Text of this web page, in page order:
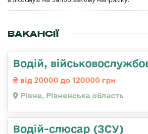
ВАКАНСІЇ
Водій,
від 20000 до 120000 грн
Рівне, Рівненська область
Водій-слюсар (ЗСУ)